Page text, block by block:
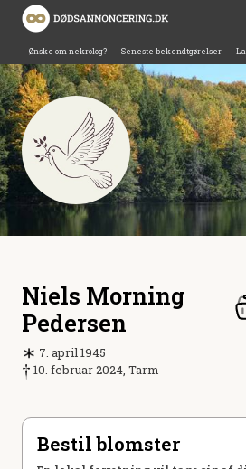
Ønske om nekrolog? Seneste bekendtgørelser
Niels Morning
Pedersen
7. april 1945
10. februar 2024, Tarm
Bestil blomster